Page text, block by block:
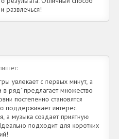
развлечься!
увлекает с первых минут, а
в ряд" предлагает множество
постепенно становятся
поддерживает интерес.
а музыка создает приятную
подходит для коротких